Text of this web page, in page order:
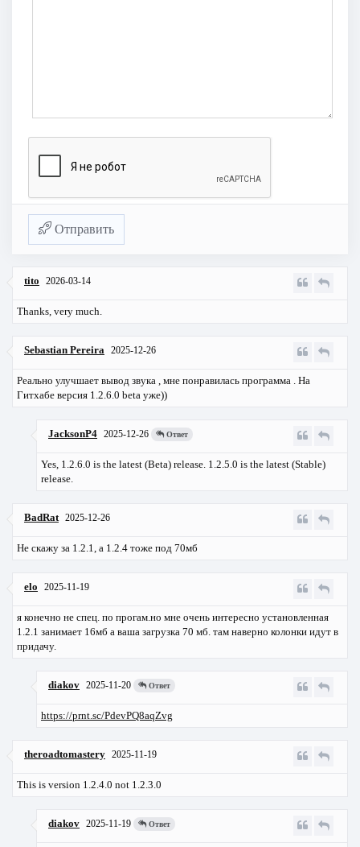
Отправить
tito 2026-03-14
Thanks, very much.
Sebastian Pereira 2025-12-26
Реально улучшает вывод звука , мне понравилась программа . На
Гитхабе версия 1.2.6.0 beta уже))
JacksonP4 2025-12-26 Ответ
Yes, 1.2.6.0 is the latest (Beta) release. 1.2.5.0 is the latest (Stable)
release.
BadRat 2025-12-26
Не скажу за 1.2.1, а 1.2.4 тоже под 70мб
elo 2025-11-19
я конечно не спец. по прогам.но мне очень интересно установленная
1.2.1 занимает 16мб а ваша загрузка 70 мб. там наверно колонки идут в
придачу.
diakov 2025-11-20 Ответ
https://prnt.sc/PdevPQ8aqZvg
theroadtomastery 2025-11-19
This is version 1.2.4.0 not 1.2.3.0
diakov 2025-11-19 Ответ